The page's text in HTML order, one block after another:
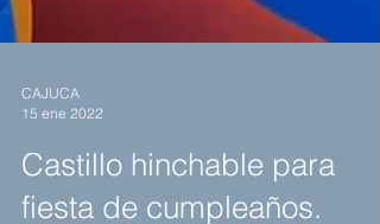
15 ene 2022
Castillo hinchable para